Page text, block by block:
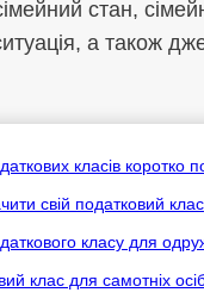
стан,
а також
класів коротко
свій податковий клас
класу для
клас для самотніх